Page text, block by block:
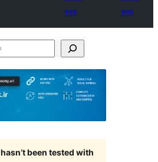
কৰক
কৰক
hasn’t been tested with